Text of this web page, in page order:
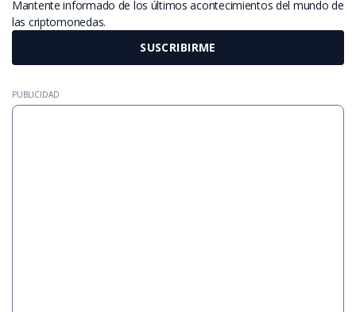
Mantente informado de los últimos acontecimientos del mundo de
las criptomonedas.
SUSCRIBIRME
PUBLICIDAD